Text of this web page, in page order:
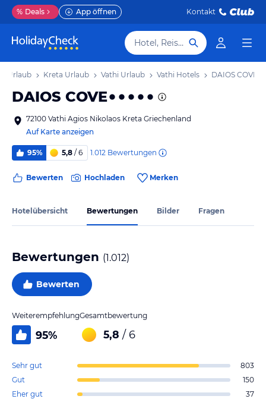
% Deals App öffnen Kontakt
Hotel, Reiseziel
Urlaub Kreta Urlaub Vathi Urlaub Vathi Hotels DAIOS COVE
DAIOS COVE
72100 Vathi Agios Nikolaos Kreta Griechenland
Auf Karte anzeigen
95% 5,8 / 6 1.012 Bewertungen
Bewerten Hochladen Merken
Hotelübersicht Bewertungen Bilder Fragen
Bewertungen (1.012)
Bewerten
Weiterempfehlung
95%
Gesamtbewertung
5,8 / 6
Sehr gut
803
Gut
150
Eher gut
37